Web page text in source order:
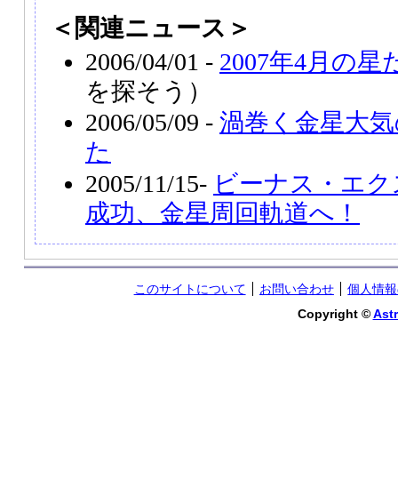
＜関連ニュース＞
2006/04/01 - 2007年4月の星
を探そう）
2006/05/09 - 渦巻く金星大
た
2005/11/15- ビーナス・エ
成功、金星周回軌道へ！
このサイトについて お問い合わせ
個人情
Copyright ©